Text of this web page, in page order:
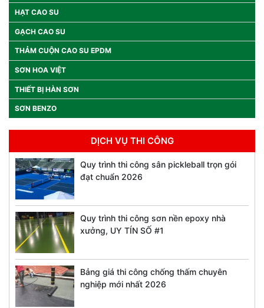
HẠT CAO SU
GẠCH CAO SU
THẢM CUỘN CAO SU EPDM
SƠN HOA VIỆT
THIẾT BỊ HÀN SƠN
SƠN BENZO
DỊCH VỤ THI CÔNG
Quy trình thi công sân pickleball trọn gói
đạt chuẩn 2026
Quy trình thi công sơn nền epoxy nhà
xưởng, UY TÍN SỐ #1
Bảng giá thi công chống thấm chuyên
nghiệp mới nhất 2026